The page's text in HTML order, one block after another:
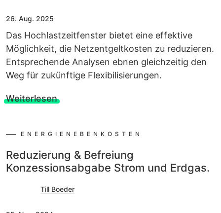
26. Aug. 2025
Das Hochlastzeitfenster bietet eine effektive
Möglichkeit, die Netzentgeltkosten zu reduzieren.
Entsprechende Analysen ebnen gleichzeitig den
Weg für zukünftige Flexibilisierungen.
Weiterlesen
ENERGIENEBENKOSTEN
Reduzierung & Befreiung
Konzessionsabgabe Strom und Erdgas.
Till Boeder